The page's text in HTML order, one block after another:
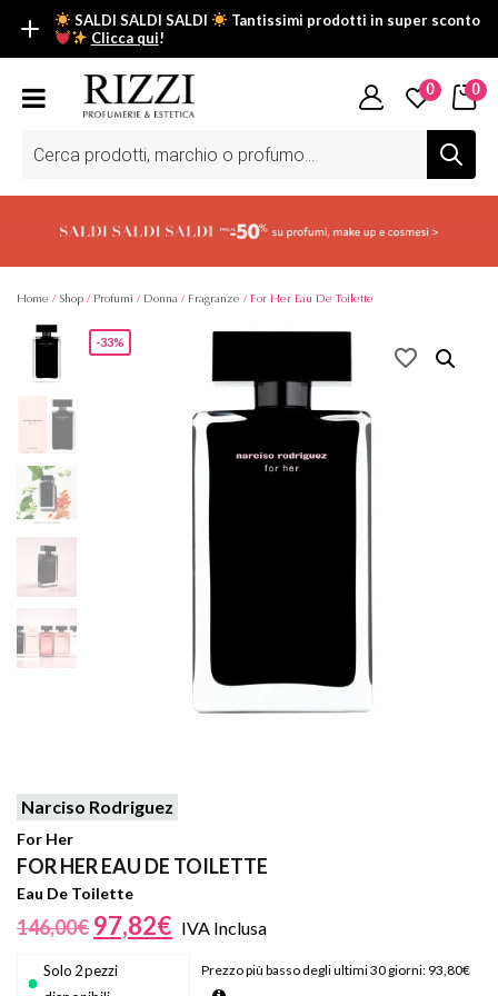
SALDI SALDI SALDI
Tantissimi prodotti in super sconto
Clicca qui!
SALDI SALDI SALDI
Fino al -50% su tantissimi prodotti beauty nella sezione saldi: il
Scopri tutti i prodotti in super saldo!Clicca qui
prodotti
0 0
Home / Shop / Profumi / Donna / Fragranze / For Her Eau De Toilette
-33%
Narciso Rodriguez
For Her
FOR HER EAU DE TOILETTE
Eau De Toilette
146,00€ 97,82€ IVA Inclusa
Solo 2 pezzi
Prezzo più basso degli ultimi 30 giorni: 93,80€